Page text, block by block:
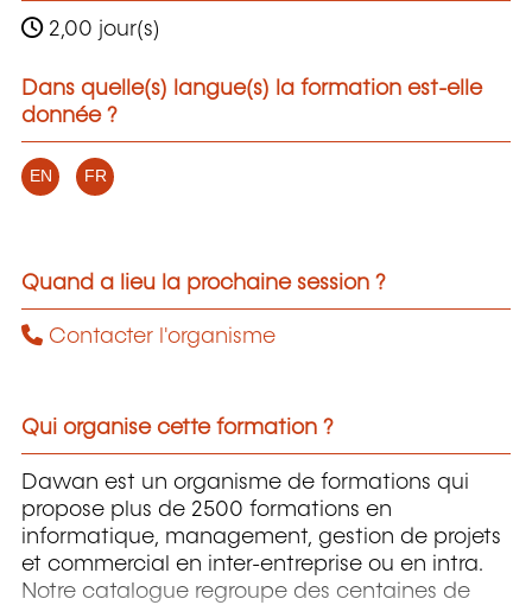
2,00 jour(s)
Dans quelle(s) langue(s) la formation est-elle
donnée ?
EN FR
Quand a lieu la prochaine session ?
Contacter l'organisme
Qui organise cette formation ?
Dawan est un organisme de formations qui
propose plus de 2500 formations en
informatique, management, gestion de projets
et commercial en inter-entreprise ou en intra.
Notre catalogue regroupe des centaines de